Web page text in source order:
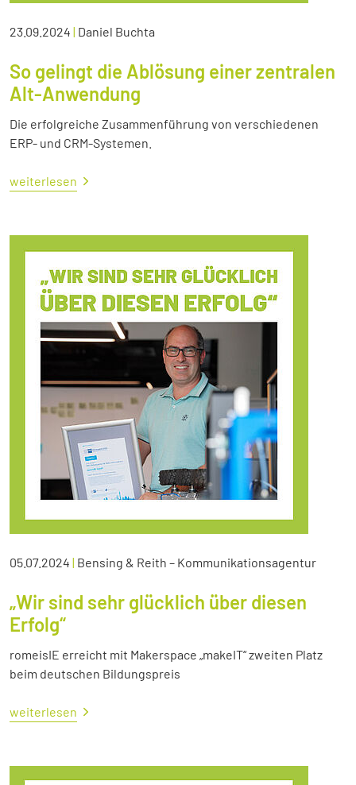
23.09.2024 | Daniel Buchta
So gelingt die Ablösung einer zentralen
Alt-Anwendung
Die erfolgreiche Zusammenführung von verschiedenen
ERP- und CRM-Systemen.
weiterlesen
05.07.2024 | Bensing & Reith – Kommunikationsagentur
„Wir sind sehr glücklich über diesen
Erfolg“
romeisIE erreicht mit Makerspace „makeIT“ zweiten Platz
beim deutschen Bildungspreis
weiterlesen